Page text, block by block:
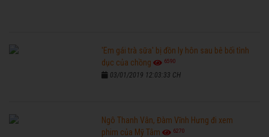
'Em gái trà sữa' bị đồn ly hôn sau bê bối tình
dục của chồng
6590
03/01/2019 12:03:33 CH
Ngô Thanh Vân, Đàm Vĩnh Hưng đi xem
phim của Mỹ Tâm
6270